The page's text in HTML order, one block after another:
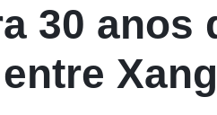
30 anos